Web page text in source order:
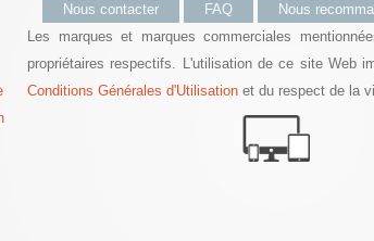
Nous contacter FAQ Nous
Les marques et marques commerciales
propriétaires respectifs. L'utilisation de ce site Web
Conditions Générales d'Utilisation et du respect de la